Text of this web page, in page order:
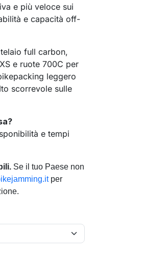
e più veloce sui
e capacità off-
full carbon,
e ruote 700C per
leggero
scorrevole sulle
e tempi
Se il tuo Paese non
per